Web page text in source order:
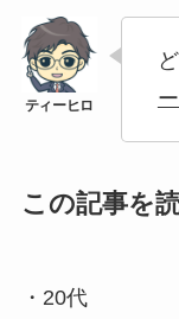
この記事を
・20代